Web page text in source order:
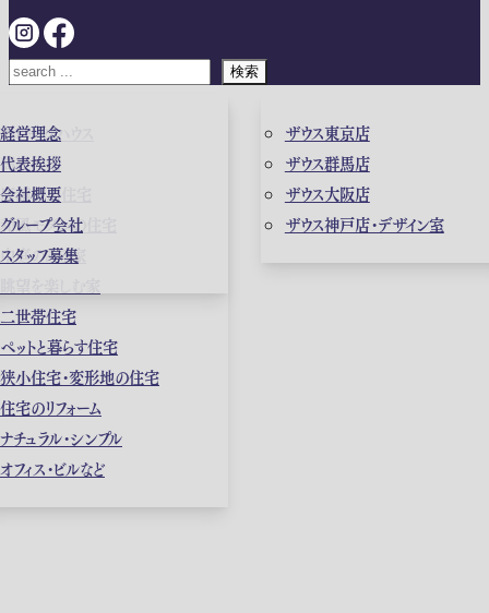
ガレージハウス
高級住宅
店舗併用住宅
和風モダンの住宅
中庭のある家
二世帯住宅
ペットと暮らす住宅
狭小住宅・変形地の住宅
住宅のリフォーム
ナチュラル・シンプル
オフィス・ビルなど
経営理念
代表挨拶
会社概要
グループ会社
スタッフ募集
ザウス東京店
ザウス群馬店
ザウス大阪店
ザウス神戸店・デザイン室
検索